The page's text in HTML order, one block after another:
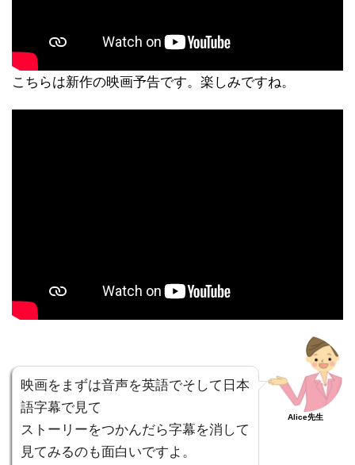
こちらは新作の映画予告です。楽しみですね。
映画をまずは音声を英語でそして日本
語字幕で見て
ストーリーをつかんだら字幕を消して
見てみるのも面白いですよ。
Alice先生